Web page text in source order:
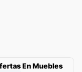
En Muebles